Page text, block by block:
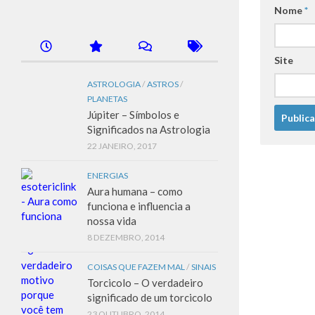
Nome*
Site
ASTROLOGIA/ASTROS/
PLANETAS
Júpiter – Símbolos e
Significados na Astrologia
22 JANEIRO, 2017
ENERGIAS
Aura humana – como
funciona e influencia a
nossa vida
8 DEZEMBRO, 2014
COISAS QUE FAZEM MAL /SINAIS
Torcicolo – O verdadeiro
significado de um torcicolo